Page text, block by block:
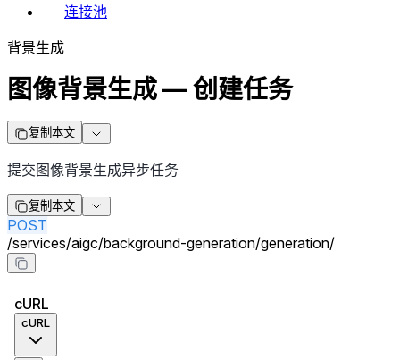
连接池
背景生成
图像背景生成 — 创建任务
复制本文
提交图像背景生成异步任务
复制本文
POST
/services/aigc/background-generation/generation/
cURL
cURL